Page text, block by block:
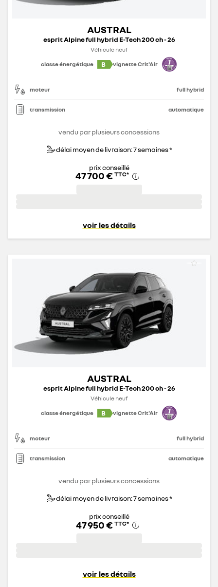
AUSTRAL
esprit Alpine full hybrid E-Tech 200 ch - 26
Véhicule neuf
classe énergétique
B vignette Crit'Air
moteur full hybrid
transmission automatique
vendu par plusieurs concessions
délai moyen de livraison: 7 semaines *
prix conseillé
47 700 € TTC*
voir les détails
AUSTRAL
esprit Alpine full hybrid E-Tech 200 ch - 26
Véhicule neuf
classe énergétique
B vignette Crit'Air
moteur full hybrid
transmission automatique
vendu par plusieurs concessions
délai moyen de livraison: 7 semaines *
prix conseillé
47 950 € TTC*
voir les détails